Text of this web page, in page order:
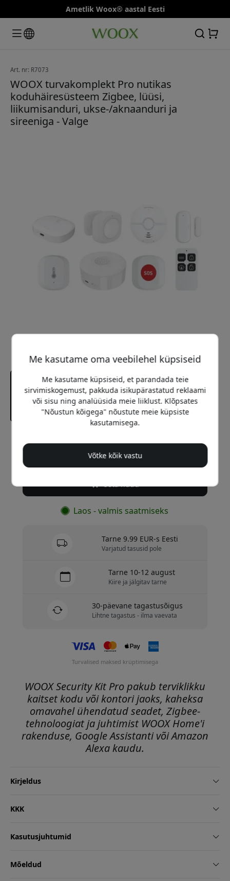
Ametlik Woox® aastal Eesti
Art. nr: R7073
WOOX turvakomplekt Pro nutikas
koduhäiresüsteem Zigbee, lüüsi,
liikumisanduri, ukse-/aknaanduri ja
sireeniga - Valge
159.99 EUR
Laos - valmis saatmiseks
Tarne 9.99 EUR-s Eesti
Varjatud tasusid pole
Tarne 10-12 august
Kiire ja jälgitav tarne
30-päevane tagastusõigus
Lihtne tagastus - ilma vaevata
Turvalised maksed krüptimisega
WOOX Security Kit Pro pakub terviklikku
kaitset kodu või kontori jaoks, kaheksa
omavahel ühendatud seadet, Zigbee-
tehnoloogiat ja juhtimist WOOX Home'i
rakenduse, Google Assistanti või Amazon
Alexa kaudu.
Kirjeldus
KKK
Kasutusjuhtumid
Mõeldud
Me kasutame oma veebilehel küpsiseid
Me kasutame küpsiseid, et parandada teie
sirvimiskogemust, pakkuda isikupärastatud reklaami
või sisu ning analüüsida meie liiklust. Klõpsates
"Nõustun kõigega" nõustute meie küpsiste
kasutamisega.
Võtke kõik vastu